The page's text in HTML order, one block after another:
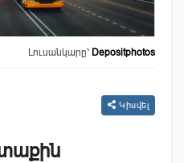
Լուսանկարը՝ Depositphotos
Կիսվել